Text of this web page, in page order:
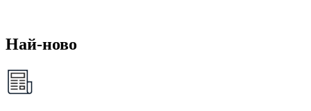
Най-ново